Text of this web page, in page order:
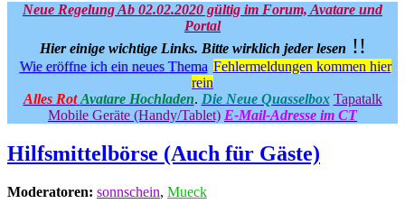
Neue Regelung Ab 02.02.2020 gültig im Forum, Avatare und
Portal
Hier einige wichtige Links. Bitte wirklich jeder lesen !!
Wie eröffne ich ein neues Thema Fehlermeldungen kommen hier
rein
Alles Rot Avatare Hochladen. Die Neue Quasselbox Tapatalk
Mobile Geräte (Handy/Tablet) E-Mail-Adresse im CT
Hilfsmittelbörse (Auch für Gäste)
Moderatoren: sonnschein, Mueck